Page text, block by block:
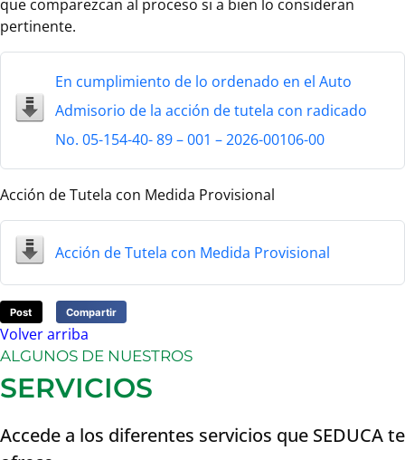
que comparezcan al proceso si a bien lo consideran
pertinente.
En cumplimiento de lo ordenado en el Auto
Admisorio de la acción de tutela con radicado
No. 05-154-40- 89 – 001 – 2026-00106-00
Acción de Tutela con Medida Provisional
Acción de Tutela con Medida Provisional
Post Compartir
Volver arriba
ALGUNOS DE NUESTROS
SERVICIOS
Accede a los diferentes servicios que SEDUCA te